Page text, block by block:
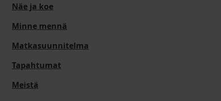
Näe ja koe
Minne mennä
Matkasuunnitelma
Tapahtumat
Meistä